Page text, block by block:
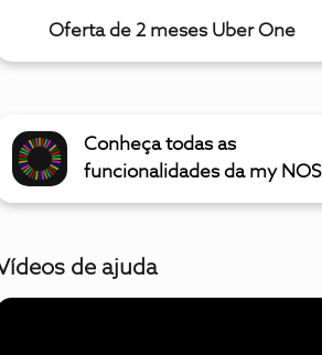
Oferta de 2 meses Uber One
Conheça todas as
funcionalidades da my NOS
de ajuda